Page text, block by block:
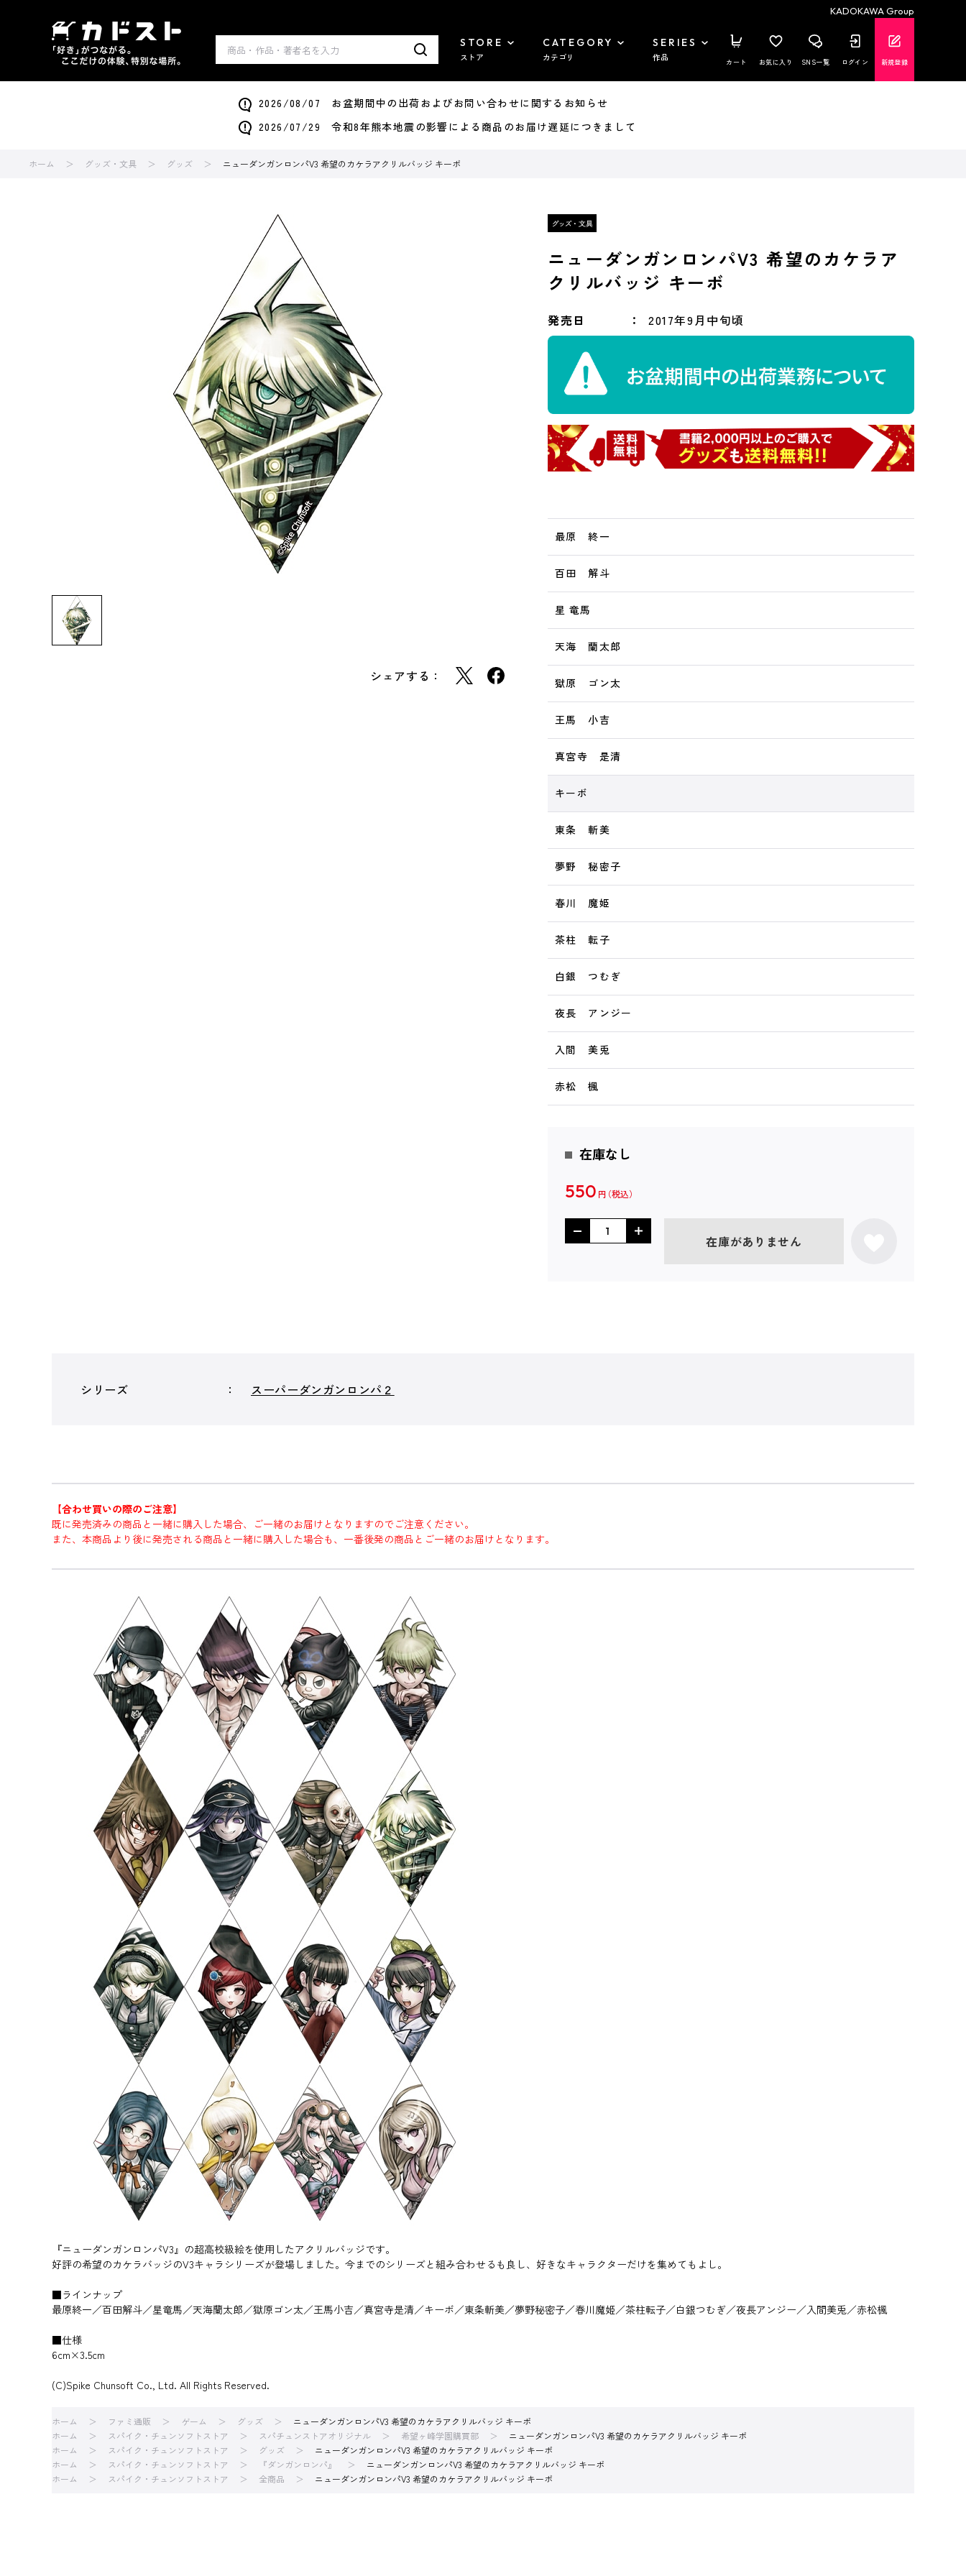
KADOKAWA Group
STORE
ストア
CATEGORY
カテゴリ
SERIES
作品 カート お気に入り SNS一覧 ログイン 新規登録
2026/08/07 お盆期間中の出荷およびお問い合わせに関するお知らせ
2026/07/29 令和8年熊本地震の影響による商品のお届け遅延につきまして
ホーム グッズ・文具 グッズ ニューダンガンロンパV3 希望のカケラアクリルバッジ キーボ
シェアする：
ニューダンガンロンパV3 希望のカケラア
クリルバッジ キーボ
発売日 2017年9月中旬頃
最原 終一
百田 解斗
星 竜馬
天海 蘭太郎
獄原 ゴン太
王馬 小吉
真宮寺 是清
キーボ
東条 斬美
夢野 秘密子
春川 魔姫
茶柱 転子
白銀 つむぎ
夜長 アンジー
入間 美兎
赤松 楓
在庫なし
550 円
在庫がありません
シリーズ スーパーダンガンロンパ２
【合わせ買いの際のご注意】
既に発売済みの商品と一緒に購入した場合、ご一緒のお届けとなりますのでご注意ください。
また、本商品より後に発売される商品と一緒に購入した場合も、一番後発の商品とご一緒のお届けとなります。
『ニューダンガンロンパV3』の超高校級絵を使用したアクリルバッジです。
好評の希望のカケラバッジのV3キャラシリーズが登場しました。今までのシリーズと組み合わせるも良し、好きなキャラクターだけを集めてもよし。
■ラインナップ
最原終一／百田解斗／星竜馬／天海蘭太郎／獄原ゴン太／王馬小吉／真宮寺是清／キーボ／東条斬美／夢野秘密子／春川魔姫／茶柱転子／白銀つむぎ／夜長アンジー／入間美兎／赤松楓
■仕様
6cm×3.5cm
(C)Spike Chunsoft Co., Ltd. All Rights Reserved.
ホーム ファミ通販 ゲーム グッズ
ニューダンガンロンパV3 希望のカケラアクリルバッジ キーボ
ホーム
スパイク・チュンソフトストア スパチュンストアオリジナル 希望ヶ峰学園購買部
ニューダンガンロンパV3 希望のカケラアクリルバッジ キーボ
ホーム
スパイク・チュンソフトストア グッズ
ニューダンガンロンパV3 希望のカケラアクリルバッジ キーボ
ホーム
スパイク・チュンソフトストア 『ダンガンロンパ』
ニューダンガンロンパV3 希望のカケラアクリルバッジ キーボ
ホーム
スパイク・チュンソフトストア 全商品 ニューダンガンロンパV3 希望のカケラアクリルバッジ キーボ